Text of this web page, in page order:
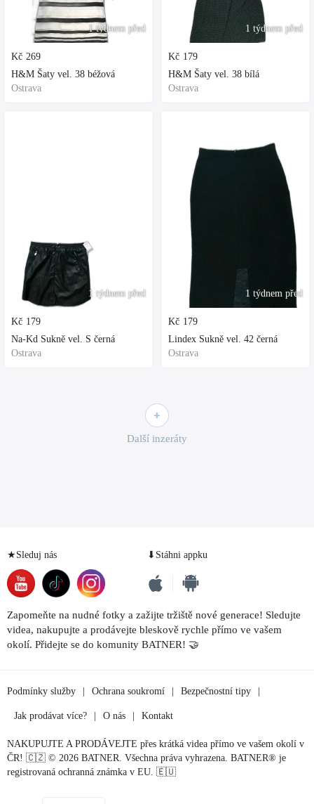
1 týdnem před
Kč 269
H&M Šaty vel. 38 béžová
Ostrava
1 týdnem před
Kč 179
Na-Kd Sukně vel. S černá
Ostrava
1 týdnem před
Kč 179
H&M Šaty vel. 38 bílá
Ostrava
1 týdnem před
Kč 179
Lindex Sukně vel. 42 černá
Ostrava
Další inzeráty
★Sleduj nás ⬇Stáhni appku
Zapomeňte na nudné fotky a zažijte tržiště nové generace! Sledujte
videa, nakupujte a prodávejte bleskově rychle přímo ve vašem
okolí. Přidejte se do komunity BATNER! 🤝
Podmínky služby Ochrana soukromí Bezpečnostní tipy
Jak prodávat více? O nás Kontakt
NAKUPUJTE A PRODÁVEJTE přes krátká videa přímo ve vašem okolí v
ČR! 🇨🇿 © 2026 BATNER. Všechna práva vyhrazena. BATNER® je
registrovaná ochranná známka v EU. 🇪🇺